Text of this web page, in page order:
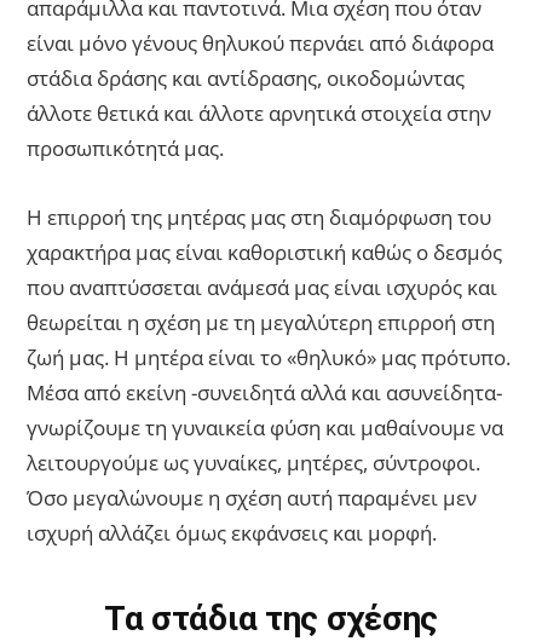
απαράμιλλα και παντοτινά. Μια σχέση που όταν
είναι μόνο γένους θηλυκού περνάει από διάφορα
στάδια δράσης και αντίδρασης, οικοδομώντας
άλλοτε θετικά και άλλοτε αρνητικά στοιχεία στην
προσωπικότητά μας.
Η επιρροή της μητέρας μας στη διαμόρφωση του
χαρακτήρα μας είναι καθοριστική καθώς ο δεσμός
που αναπτύσσεται ανάμεσά μας είναι ισχυρός και
θεωρείται η σχέση με τη μεγαλύτερη επιρροή στη
ζωή μας. Η μητέρα είναι το «θηλυκό» μας πρότυπο.
Μέσα από εκείνη -συνειδητά αλλά και ασυνείδητα-
γνωρίζουμε τη γυναικεία φύση και μαθαίνουμε να
λειτουργούμε ως γυναίκες, μητέρες, σύντροφοι.
Όσο μεγαλώνουμε η σχέση αυτή παραμένει μεν
ισχυρή αλλάζει όμως εκφάνσεις και μορφή.
Τα στάδια της σχέσης